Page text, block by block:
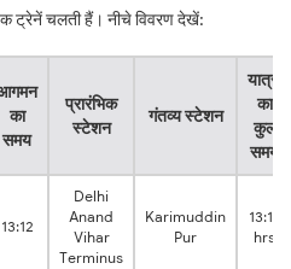
ट्रेनें चलती हैं। नीचे विवरण देखें:
का
समय
प्रारंभिक
स्टेशन
गंतव्य स्टेशन
यात्रा
का
कुल
समय
13:12
Delhi
Anand
Vihar
Terminus
Karimuddin
Pur
13:17
hrs